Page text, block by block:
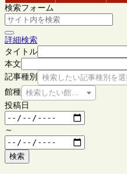
検索フォーム
詳細検索
タイトル
本文
記事種別
検索したい記事種別を
館種 検索したい館種を選択してく
投稿日
～
検索